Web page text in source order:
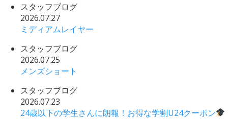
スタッフブログ
2026.07.27
ミディアムレイヤー
スタッフブログ
2026.07.25
メンズショート
スタッフブログ
2026.07.23
24歳以下の学生さんに朗報！お得な学割U24クーポン